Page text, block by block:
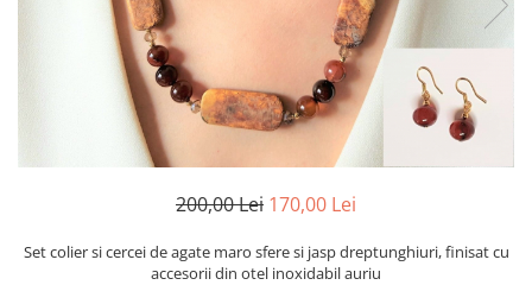
200,00 Lei 170,00 Lei
Set colier si cercei de agate maro sfere si jasp dreptunghiuri, finisat cu
accesorii din otel inoxidabil auriu